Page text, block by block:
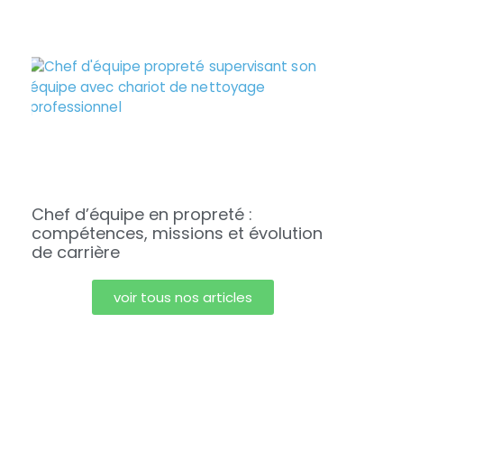
Chef d’équipe en propreté :
compétences, missions et évolution
de carrière
voir tous nos articles